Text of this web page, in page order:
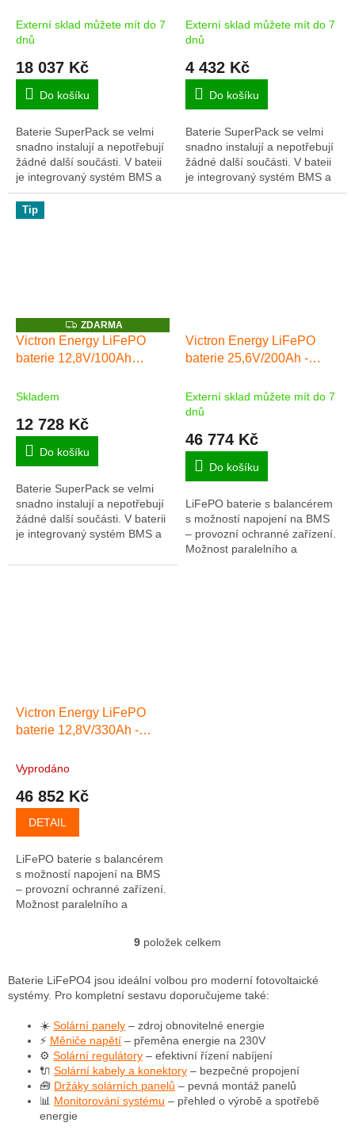
Externí sklad můžete mít do 7
dnů
18 037 Kč
Do košíku
Baterie SuperPack se velmi
snadno instalují a nepotřebují
žádné další součásti. V bateii
je integrovaný systém BMS a
pojistný odpojovač.
Externí sklad můžete mít do 7
dnů
4 432 Kč
Do košíku
Baterie SuperPack se velmi
snadno instalují a nepotřebují
žádné další součásti. V bateii
je integrovaný systém BMS a
pojistný odpojovač.
Tip
Z
D
A
R
ZDARMA
Victron Energy LiFePO
baterie 12,8V/100Ah
HighCurrent
Skladem
12 728 Kč
Do košíku
Baterie SuperPack se velmi
snadno instalují a nepotřebují
žádné další součásti. V baterii
je integrovaný systém BMS a
VYBÍJECÍ PROUD AŽ 100A.
Victron Energy LiFePO
baterie 25,6V/200Ah -
Externí sklad můžete mít do 7
dnů
46 774 Kč
Do košíku
LiFePO baterie s balancérem
s možností napojení na BMS
– provozní ochranné zařízení.
Možnost paralelního a
Victron Energy LiFePO
baterie 12,8V/330Ah -
Vyprodáno
46 852 Kč
DETAIL
LiFePO baterie s balancérem
s možností napojení na BMS
– provozní ochranné zařízení.
Možnost paralelního a
O
l
á
a
c
í
p
r
v
9 položek celkem
Baterie LiFePO4 jsou ideální volbou pro moderní fotovoltaické
systémy. Pro kompletní sestavu doporučujeme také:
☀️ Solární panely – zdroj obnovitelné energie
⚡ Měniče napětí – přeměna energie na 230V
⚙️ Solární regulátory – efektivní řízení nabíjení
🔌 Solární kabely a konektory – bezpečné propojení
🧰 Držáky solárních panelů – pevná montáž panelů
📊 Monitorování systému – přehled o výrobě a spotřebě
energie